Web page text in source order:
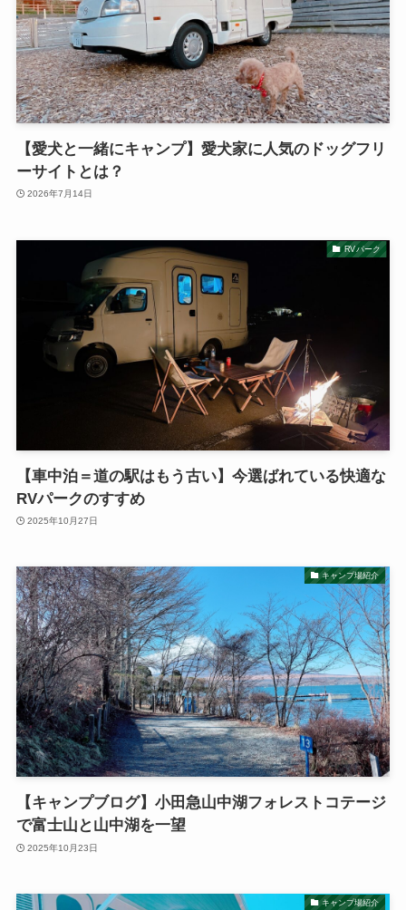
【愛犬と一緒にキャンプ】愛犬家に人気のドッグフリ
ーサイトとは？
2026年7月14日
RVパーク
【車中泊＝道の駅はもう古い】今選ばれている快適な
RVパークのすすめ
2025年10月27日
キャンプ場紹介
【キャンプブログ】小田急山中湖フォレストコテージ
で富士山と山中湖を一望
2025年10月23日
キャンプ場紹介